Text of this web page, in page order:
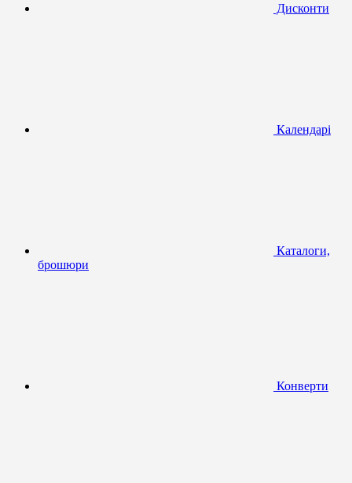
Дисконти
Календарі
Каталоги,
брошюри
Конверти